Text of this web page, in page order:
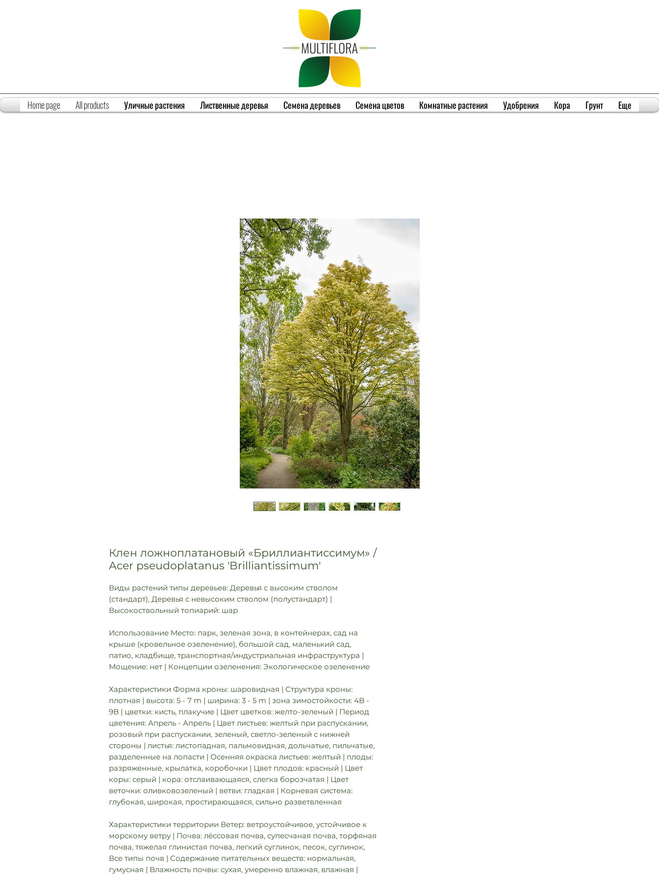
Home page All products Уличные растения Лиственные деревья Семена деревьев Семена цветов Комнатные растения Удобрения Кора Грунт Еще
Клен ложноплатановый «Бриллиантиссимум» /
Acer pseudoplatanus 'Brilliantissimum'
Виды растений типы деревьев: Деревья с высоким стволом
(стандарт), Деревья с невысоким стволом (полустандарт) |
Высокоствольный топиарий: шар
Использование Место: парк, зеленая зона, в контейнерах, сад на
крыше (кровельное озеленение), большой сад, маленький сад,
патио, кладбище, транспортная/индустриальная инфраструктура |
Мощение: нет | Концепции озеленения: Экологическое озеленение
Характеристики Форма кроны: шаровидная | Структура кроны:
плотная | высота: 5 - 7 m | ширина: 3 - 5 m | зона зимостойкости: 4B -
9B | цветки: кисть, плакучие | Цвет цветков: желто-зеленый | Период
цветения: Апрель - Апрель | Цвет листьев: желтый при распускании,
розовый при распускании, зеленый, светло-зеленый с нижней
стороны | листья: листопадная, пальмовидная, дольчатые, пильчатые,
разделенные на лопасти | Осенняя окраска листьев: желтый | плоды:
разряженные, крылатка, коробочки | Цвет плодов: красный | Цвет
коры: серый | кора: отслаивающаяся, слегка борозчатая | Цвет
веточки: оливковозеленый | ветви: гладкая | Корневая система:
глубокая, широкая, простирающаяся, сильно разветвленная
Характеристики территории Ветер: ветроустойчивое, устойчивое к
морскому ветру | Почва: лёссовая почва, супесчаная почва, торфяная
почва, тяжелая глинистая почва, легкий суглинок, песок, суглинок,
Все типы почв | Содержание питательных веществ: нормальная,
гумусная | Влажность почвы: сухая, умеренно влажная, влажная |